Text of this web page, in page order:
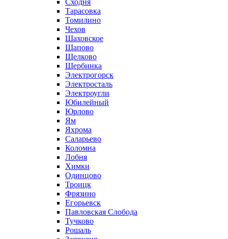
Сходня
Тарасовка
Томилино
Чехов
Шаховское
Щапово
Щелково
Щербинка
Электрогорск
Электросталь
Электроугли
Юбилейный
Юрлово
Ям
Яхрома
Саларьево
Коломна
Лобня
Химки
Одинцово
Троицк
Фрязино
Егорьевск
Павловская Слобода
Тучково
Рошаль